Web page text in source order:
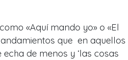
«Aquí mando yo» o «El
que en aquellos
de menos y ‘las cosas